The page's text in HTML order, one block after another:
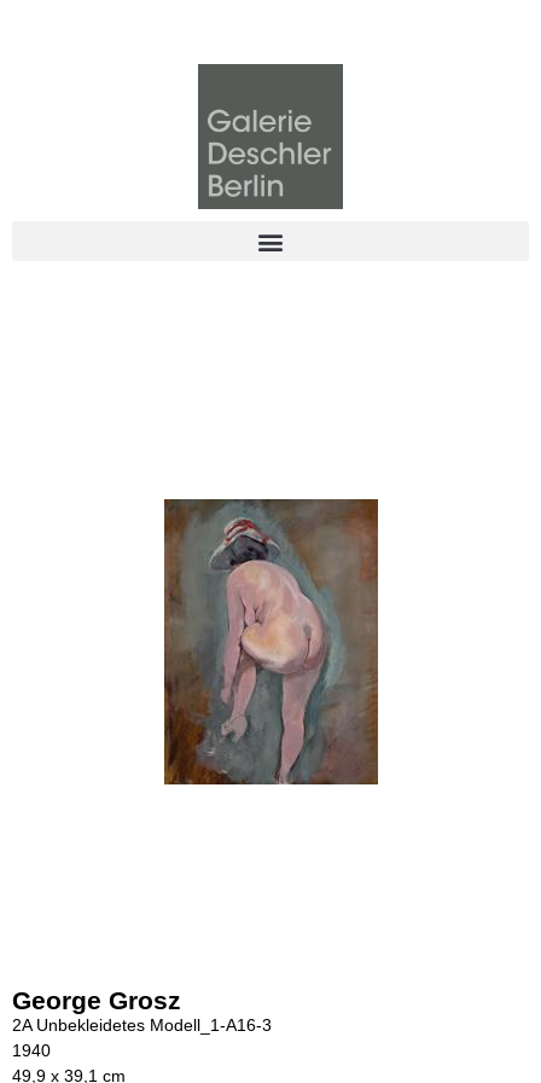
George Grosz
2A Unbekleidetes Modell_1-A16-3
1940
49,9 x 39,1 cm